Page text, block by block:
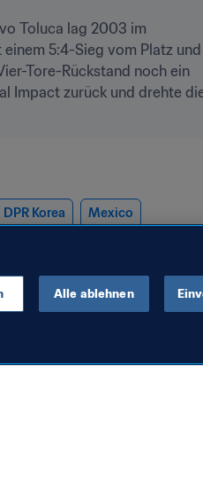
Toluca lag 2003 im
5:4-Sieg vom Platz und
Tore-Rückstand noch ein
Impact zurück und drehte
DPR Korea Mexico
Alle ablehnen